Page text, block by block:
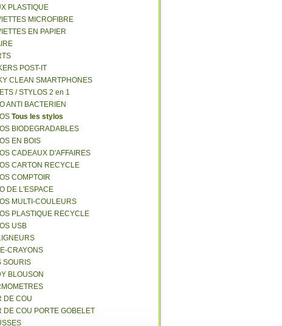
PLASTIQUE
MICROFIBRE
EN PAPIER
POST-IT
CLEAN SMARTPHONES
/ STYLOS 2 en 1
ANTI BACTERIEN
Tous les stylos
BIODEGRADABLES
EN BOIS
CADEAUX D'AFFAIRES
CARTON RECYCLE
COMPTOIR
DE L'ESPACE
MULTI-COULEURS
PLASTIQUE RECYCLE
USB
CRAYONS
SOURIS
BLOUSON
DE COU
DE COU PORTE GOBELET